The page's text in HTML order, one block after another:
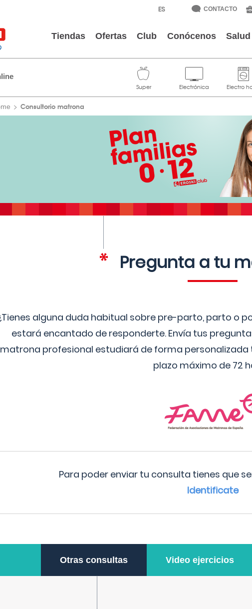
CONTACTO
Tiendas Ofertas Club Conócenos
Consultorio matrona
Pregunta a tu
alguna duda habitual sobre pre-parto, parto o
estará encantado de responderte. Envía tus
matrona profesional estudiará de forma personalizada
plazo máximo de 72
Para poder enviar tu consulta tienes que
Identificate
Otras consultas Video ejercicios